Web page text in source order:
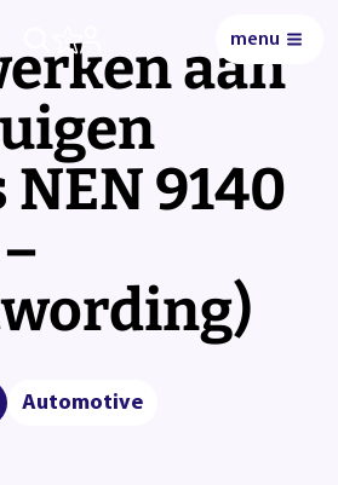
menu
aan
9140
Automotive